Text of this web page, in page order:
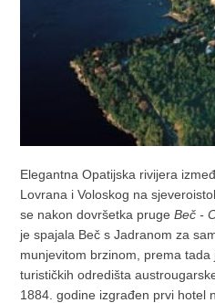
Elegantna Opatijska rivijera
Lovrana i Voloskog na
se nakon dovršetka prugeBeč -
je spajala Beč s Jadranom za
munjevitom brzinom, prema
turističkih odredišta
1884. godine izgrađen prvi hotel